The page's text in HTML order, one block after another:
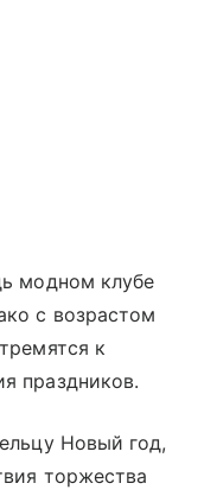
модном клубе
с возрастом
к
праздников.
Новый год,
торжества